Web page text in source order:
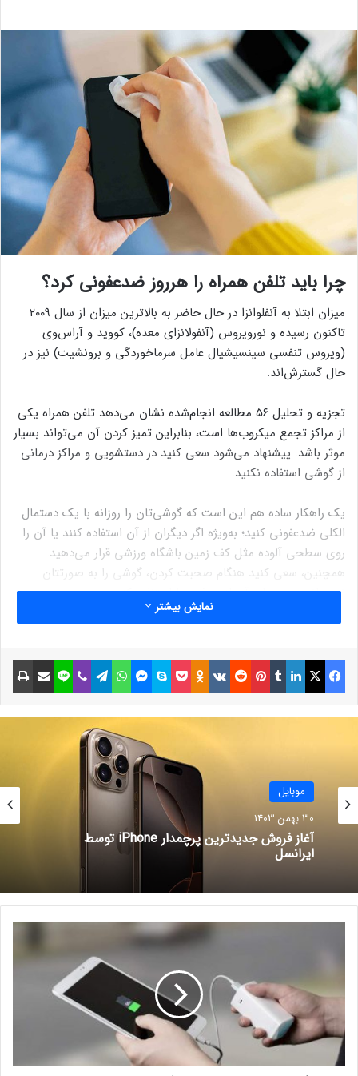
چرا باید تلفن همراه را هرروز ضدعفونی کرد؟
میزان ابتلا به آنفلوانزا در حال حاضر به بالاترین میزان از سال ۲۰۰۹
تاکنون رسیده و نورویروس (آنفولانزای معده)، کووید و آر‌اس‌وی
(ویروس تنفسی سینسیشیال عامل سرماخوردگی و برونشیت) نیز در
حال گسترش‌اند.
تجزیه و تحلیل ۵۶ مطالعه انجام‌شده نشان می‌دهد تلفن همراه یکی
از مراکز تجمع میکروب‌ها است، بنابراین تمیز کردن آن‌ می‌تواند بسیار
موثر باشد. پیشنهاد می‌شود سعی کنید در دستشویی و مراکز درمانی
از گوشی استفاده نکنید.
یک راهکار ساده هم این است که گوشی‌تان را روزانه با یک دستمال
الکلی ضدعفونی کنید؛ به‌ویژه اگر دیگران از آن استفاده کنند یا آن را
روی سطحی آلوده مثل کف زمین باشگاه ورزشی قرار می‌دهید.
همچنین، سعی کنید هنگام صحبت کردن، گوشی را به صورتتان
نچسبانید و به جای آن از هدفون‌ها استفاده کنید.
همراه می‌تواند تا۱۰ برابر نشیمن‌گاه‌ بیشتر توالت‌ها باکتری داشته
باشد. آزمایش‌های متعدد هم نشان داده‌اند که ۱۰۰ درصد صفحه‌
نمایش گوشی‌های هوشمند حاوی باکتری اشریشیا کلی (E. coli)
هستند.
قابلیت جدید سامسونگ برای امنیت
فایل‌های شخصی کاربران
29 مرداد 1401
تخفیف بی‌سابقه اپل برای مشتریان
چینی آیفون
15 مرداد 1401
چندین باکتری دیگر مانند باسیلوس سرئوس (که عامل مسمومیت
غذایی شدید است) و برخی آلودگی‌های دیگر هم به مقدار زیاد روی
گوشی‌های یافت شده‌اند.
نمایش بیشتر
فیسبوک ایکس لینکداین تامبلر پینتریست Reddit
VKontakte
Odnoklassniki پاکت اسکایپ مسنجر واتس آپ تلگرام وایبر لاین اشتراک گذاری با ایمیل
موبایل
30 بهمن 1403
آغاز فروش جدیدترین پرچمدار iPhone توسط
ایرانسل
و
ر
ف